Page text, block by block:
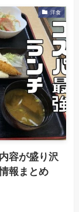
洋食
容が盛り沢
報まとめ